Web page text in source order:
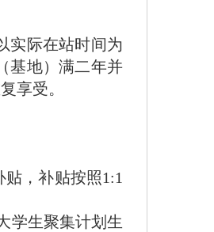
实际在站时间为
基地）满二年并
享受。
，补贴按照1:1
学生聚集计划生